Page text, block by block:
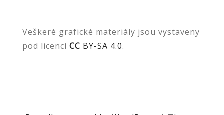
Veškeré grafické materiály jsou vystaveny
pod licencí CC BY-SA 4.0.